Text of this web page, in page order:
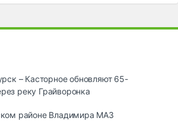
– Касторное обновляют 65-
реку Грайворонка
районе Владимира МАЗ